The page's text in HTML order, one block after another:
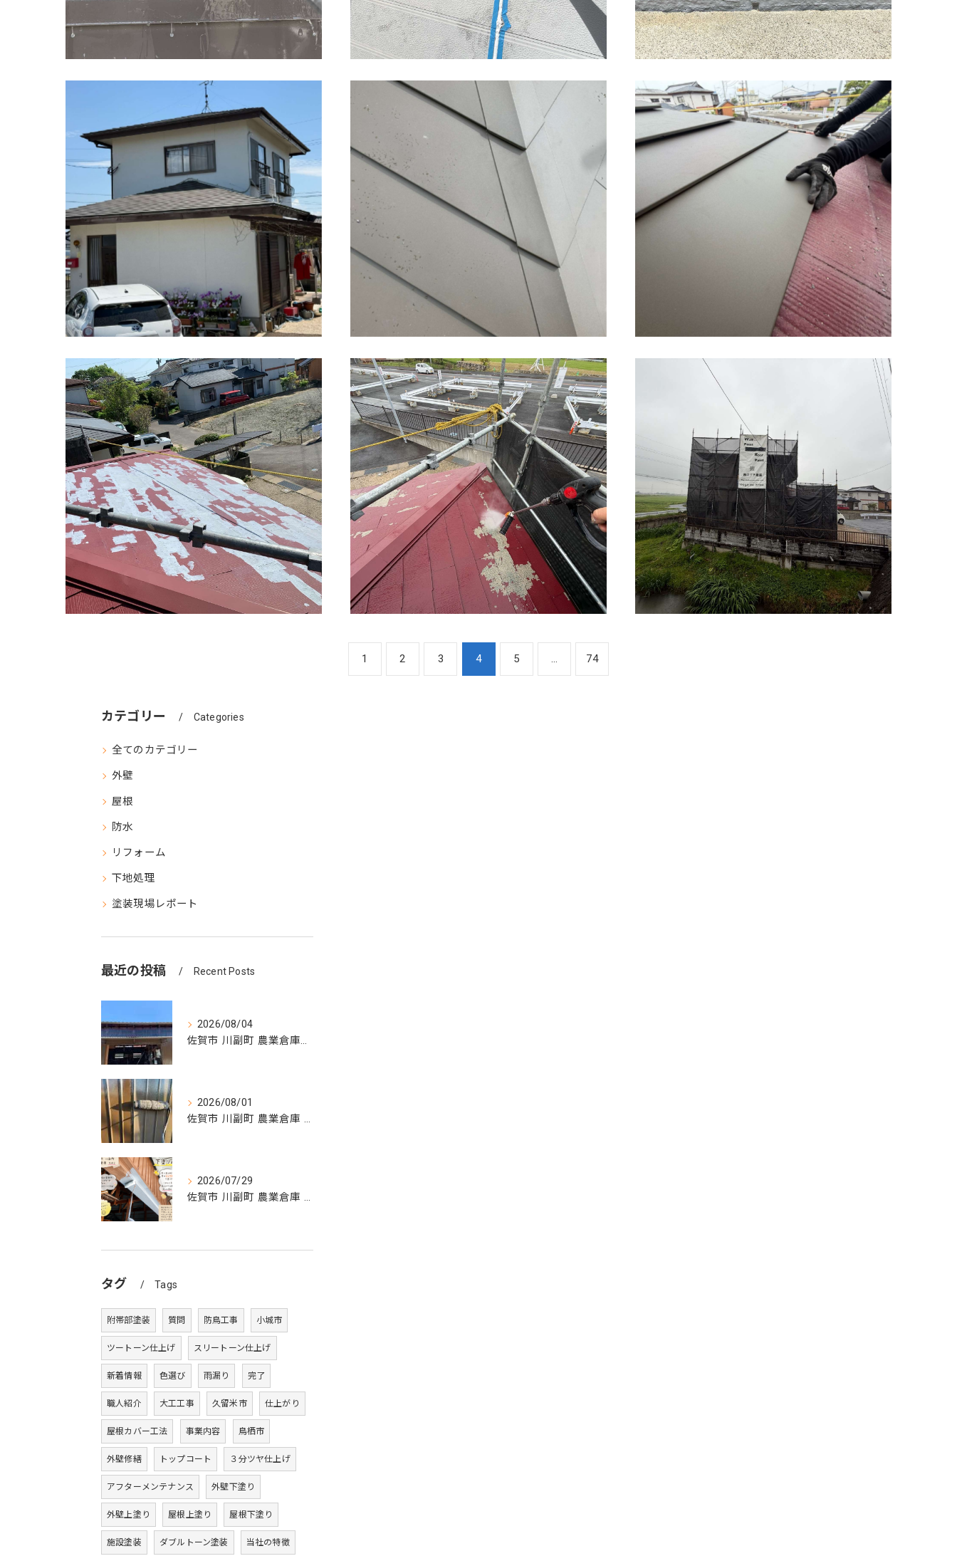
神埼市 屋根カバー工法 完了状況 神埼市 屋根カバー工法 神埼市 屋根カバー工法
神埼市 屋根カバー工法 神埼市 屋根カバー工法 神埼市 屋根カバー工法 施工前
1 2 3 4 5 ... 74
カテゴリー Categories
全てのカテゴリー
外壁
屋根
防水
リフォーム
下地処理
塗装現場レポート
最近の投稿 Recent Posts
2026/08/04
佐賀市 川副町 農業倉庫その② 波板交換
2026/08/01
佐賀市 川副町 農業倉庫 外壁塗装その②
2026/07/29
佐賀市 川副町 農業倉庫 外壁塗装 その2
タグ Tags
附帯部塗装 質問 防鳥工事 小城市
ツートーン仕上げ スリートーン仕上げ
新着情報 色選び 雨漏り 完了
職人紹介 大工工事 久留米市 仕上がり
屋根カバー工法 事業内容 鳥栖市
外壁修繕 トップコート ３分ツヤ仕上げ
アフターメンテナンス 外壁下塗り
外壁上塗り 屋根上塗り 屋根下塗り
施設塗装 ダブルトーン塗装 当社の特徴